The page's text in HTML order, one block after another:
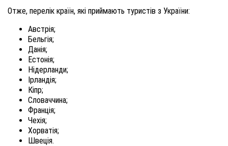
Отже, перелік країн, які приймають туристів з України:
Австрія;
Бельгія;
Данія;
Естонія;
Нідерланди;
Ірландія;
Кіпр;
Словаччина;
Франція;
Чехія;
Хорватія;
Швеція.